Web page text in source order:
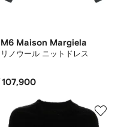
Maison Margiela
リノウール ニットドレス
107,900